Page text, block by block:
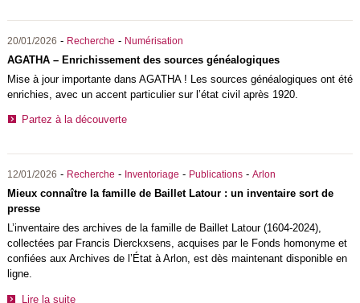
20/01/2026 - Recherche - Numérisation
AGATHA – Enrichissement des sources généalogiques
Mise à jour importante dans AGATHA ! Les sources généalogiques ont été
enrichies, avec un accent particulier sur l’état civil après 1920.
Partez à la découverte
12/01/2026 - Recherche - Inventoriage - Publications- Arlon
Mieux connaître la famille de Baillet Latour : un inventaire sort de
presse
L’inventaire des archives de la famille de Baillet Latour (1604-2024),
collectées par Francis Dierckxsens, acquises par le Fonds homonyme et
confiées aux Archives de l’État à Arlon, est dès maintenant disponible en
ligne.
Lire la suite